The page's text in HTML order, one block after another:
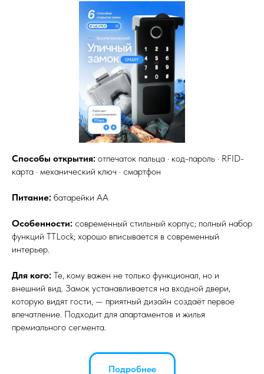
Способы открытия: отпечаток пальца · код-пароль · RFID-
карта · механический ключ · смартфон
Питание: батарейки АА
Особенности: современный стильный корпус; полный набор
функций TTLock; хорошо вписывается в современный
интерьер.
Для кого: Те, кому важен не только функционал, но и
внешний вид. Замок устанавливается на входной двери,
которую видят гости, — приятный дизайн создаёт первое
впечатление. Подходит для апартаментов и жилья
премиального сегмента.
Подробнее